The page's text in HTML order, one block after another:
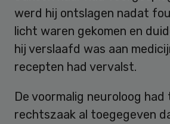
werd hij ontslagen nadat
licht waren gekomen en
hij verslaafd was aan
recepten had vervalst.
De voormalig neuroloog had
rechtszaak al toegegeven